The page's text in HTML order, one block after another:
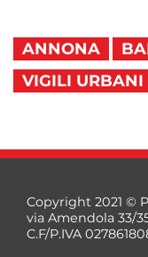
ANNONA
VIGILI URBANI
Copyright 2021 ©
via Amendola 33/
C.F/P.IVA